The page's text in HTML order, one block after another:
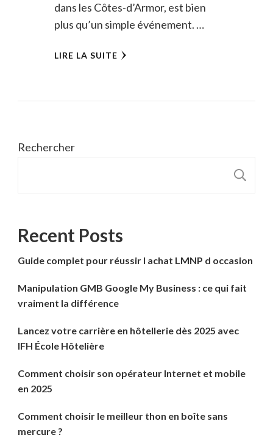
dans les Côtes-d’Armor, est bien
plus qu’un simple événement. …
LIRE LA SUITE
Rechercher
Recent Posts
Guide complet pour réussir l achat LMNP d occasion
Manipulation GMB Google My Business : ce qui fait
vraiment la différence
Lancez votre carrière en hôtellerie dès 2025 avec
IFH École Hôtelière
Comment choisir son opérateur Internet et mobile
en 2025
Comment choisir le meilleur thon en boîte sans
mercure ?